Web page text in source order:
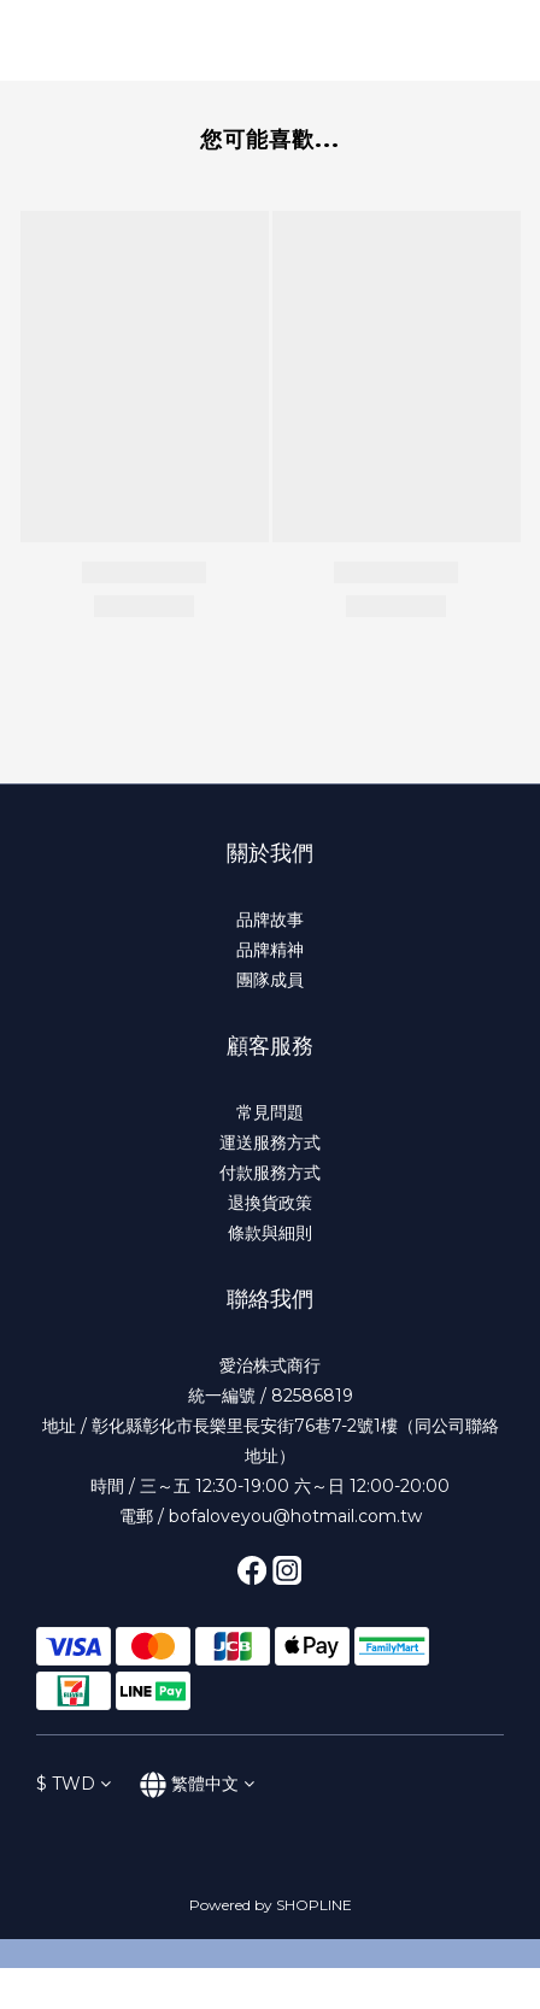
您可能喜歡...
關於我們
品牌故事
品牌精神
團隊成員
顧客服務
常見問題
運送服務方式
付款服務方式
退換貨政策
條款與細則
聯絡我們
愛治株式商行
統一編號 / 82586819
地址 / 彰化縣彰化市長樂里長安街76巷7-2號1樓（同公司聯絡
地址）
時間 / 三～五 12:30-19:00 六～日 12:00-20:00
電郵 / bofaloveyou@hotmail.com.tw
$ TWD 繁體中文
Powered by SHOPLINE